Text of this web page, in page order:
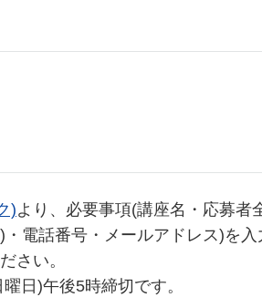
)より、必要事項(講座名・応募者
電話番号・メールアドレス)を
さい。
日)午後5時締切です。